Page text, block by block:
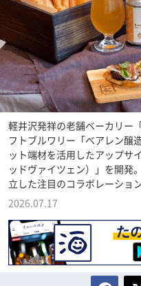
軽井沢発祥の老舗ベーカリー
フトブルワリー「ベアレン醸
ット端材を活用したアップサ
ッドヴァイツェン）」を開発
立した注目のコラボレーショ
2026.07.17